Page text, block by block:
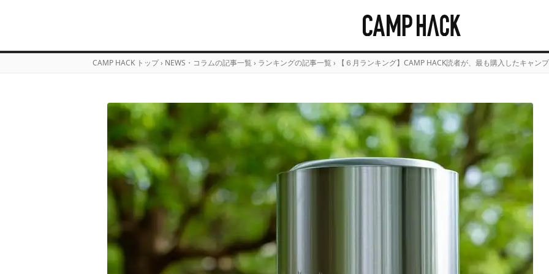
CAMP HACK トップ › NEWS・コラムの記事一覧 › ランキングの記事一覧 › 【６月ランキング】CAMP HACK読者が、最も購入したキャン